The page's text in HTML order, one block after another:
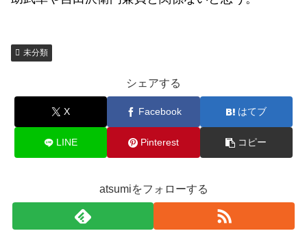
未分類
シェアする
X Facebook はてブ
LINE Pinterest コピー
atsumiをフォローする